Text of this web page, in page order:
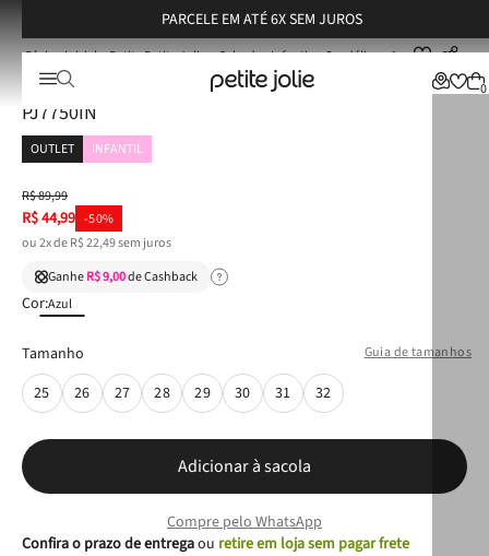
PARCELE EM ATÉ 6X SEM JUROS
0
Petite Petite Jolie Calçados Infantis Sandálias Sandália Petite Jolie Noah In Translúcido/Royal PJ7750IN
Sandália Petite Jolie Noah In Translúcido/Royal
PJ7750IN
OUTLET INFANTIL
R$89,99
R$44,99 -50%
ou2x deR$22,49sem juros
GanheR$ 9,00de Cashback
Cor:Azul
Guia de tamanhos
Tamanho
25
26 27 28 29 30 31 32
Adicionar à sacola
Compre pelo WhatsApp
Confira o prazo de entregaou retire em loja sem pagar frete